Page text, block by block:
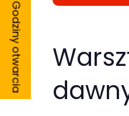
Godziny otwarcia